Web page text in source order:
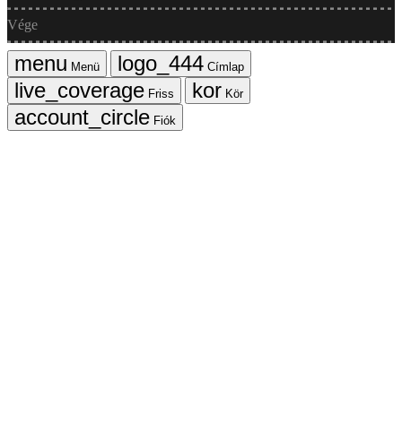
Vége
Menü
Címlap
Friss
Kör
Fiók